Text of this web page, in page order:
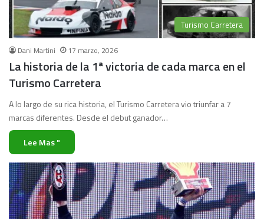
Turismo Carretera
Dani Martini 17 marzo, 2026
La historia de la 1ª victoria de cada marca en el
Turismo Carretera
A lo largo de su rica historia, el Turismo Carretera vio triunfar a 7
marcas diferentes. Desde el debut ganador…
Lee Mas "